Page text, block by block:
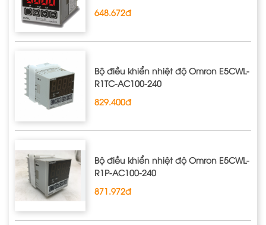
648.672đ
Bộ điều khiển nhiệt độ Omron E5CWL‐
R1TC‐AC100‐240
829.400đ
Bộ điều khiển nhiệt độ Omron E5CWL‐
R1P‐AC100‐240
871.972đ